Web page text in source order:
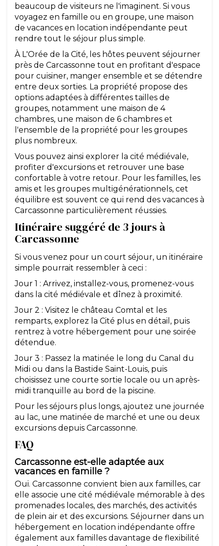
beaucoup de visiteurs ne l'imaginent. Si vous
voyagez en famille ou en groupe, une maison
de vacances en location indépendante peut
rendre tout le séjour plus simple.
À L'Orée de la Cité, les hôtes peuvent séjourner
près de Carcassonne tout en profitant d'espace
pour cuisiner, manger ensemble et se détendre
entre deux sorties. La propriété propose des
options adaptées à différentes tailles de
groupes, notamment une maison de 4
chambres, une maison de 6 chambres et
l'ensemble de la propriété pour les groupes
plus nombreux.
Vous pouvez ainsi explorer la cité médiévale,
profiter d'excursions et retrouver une base
confortable à votre retour. Pour les familles, les
amis et les groupes multigénérationnels, cet
équilibre est souvent ce qui rend des vacances à
Carcassonne particulièrement réussies.
Itinéraire suggéré de 3 jours à
Carcassonne
Si vous venez pour un court séjour, un itinéraire
simple pourrait ressembler à ceci :
Jour 1 : Arrivez, installez-vous, promenez-vous
dans la cité médiévale et dînez à proximité.
Jour 2 : Visitez le château Comtal et les
remparts, explorez la Cité plus en détail, puis
rentrez à votre hébergement pour une soirée
détendue.
Jour 3 : Passez la matinée le long du Canal du
Midi ou dans la Bastide Saint-Louis, puis
choisissez une courte sortie locale ou un après-
midi tranquille au bord de la piscine.
Pour les séjours plus longs, ajoutez une journée
au lac, une matinée de marché et une ou deux
excursions depuis Carcassonne.
FAQ
Carcassonne est-elle adaptée aux
vacances en famille ?
Oui. Carcassonne convient bien aux familles, car
elle associe une cité médiévale mémorable à des
promenades locales, des marchés, des activités
de plein air et des excursions. Séjourner dans un
hébergement en location indépendante offre
également aux familles davantage de flexibilité